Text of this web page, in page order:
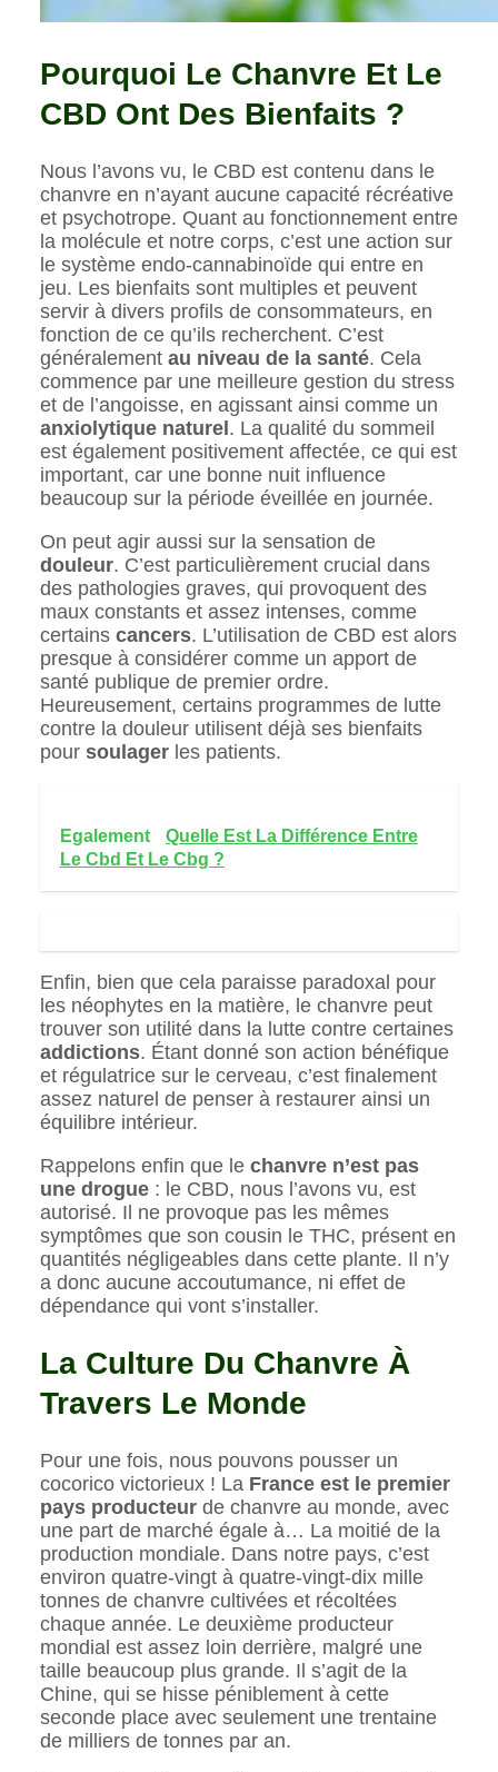
Pourquoi Le Chanvre Et Le
CBD Ont Des Bienfaits ?
Nous l’avons vu, le CBD est contenu dans le
chanvre en n’ayant aucune capacité récréative
et psychotrope. Quant au fonctionnement entre
la molécule et notre corps, c’est une action sur
le système endo-cannabinoïde qui entre en
jeu. Les bienfaits sont multiples et peuvent
servir à divers profils de consommateurs, en
fonction de ce qu’ils recherchent. C’est
généralementau niveau de la santé. Cela
commence par une meilleure gestion du stress
et de l’angoisse, en agissant ainsi comme un
anxiolytique naturel. La qualité du sommeil
est également positivement affectée, ce qui est
important, car une bonne nuit influence
beaucoup sur la période éveillée en journée.
On peut agir aussi sur la sensation de
douleur. C’est particulièrement crucial dans
des pathologies graves, qui provoquent des
maux constants et assez intenses, comme
certains cancers. L’utilisation de CBD est alors
presque à considérer comme un apport de
santé publique de premier ordre.
Heureusement, certains programmes de lutte
contre la douleur utilisent déjà ses bienfaits
pour soulager les patients.
Egalement
Quelle Est La Différence Entre
Le Cbd Et Le Cbg ?
Enfin, bien que cela paraisse paradoxal pour
les néophytes en la matière, le chanvre peut
trouver son utilité dans la lutte contre certaines
addictions. Étant donné son action bénéfique
et régulatrice sur le cerveau, c’est finalement
assez naturel de penser à restaurer ainsi un
équilibre intérieur.
Rappelons enfin que le chanvre n’est pas
une drogue: le CBD, nous l’avons vu, est
autorisé. Il ne provoque pas les mêmes
symptômes que son cousin le THC, présent en
quantités négligeables dans cette plante. Il n’y
a donc aucune accoutumance, ni effet de
dépendance qui vont s’installer.
La Culture Du Chanvre À
Travers Le Monde
Pour une fois, nous pouvons pousser un
cocorico victorieux ! La France est le premier
pays producteurde chanvre au monde, avec
une part de marché égale à… La moitié de la
production mondiale. Dans notre pays, c’est
environ quatre-vingt à quatre-vingt-dix mille
tonnes de chanvre cultivées et récoltées
chaque année. Le deuxième producteur
mondial est assez loin derrière, malgré une
taille beaucoup plus grande. Il s’agit de la
Chine, qui se hisse péniblement à cette
seconde place avec seulement une trentaine
de milliers de tonnes par an.